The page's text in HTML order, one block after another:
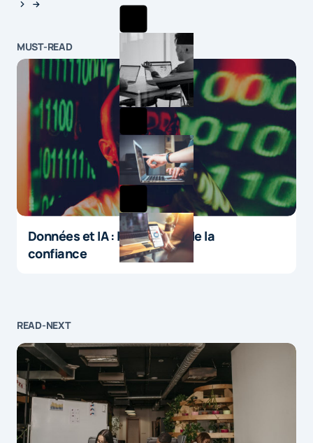
MUST-READ
Données et IA : le paradoxe de la
confiance
READ-NEXT